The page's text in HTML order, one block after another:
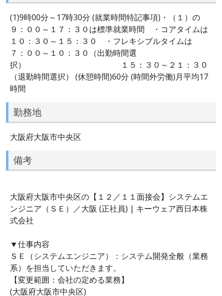
(1)9時00分～17時30分 (就業時間特記事項)・（１）の
９：００～１７：３０は標準就業時間 ・コアタイムは
１０：３０～１５：３０ ・フレキシブルタイムは
７：００～１０：３０（出勤時間選
択） １５：３０～２１：３０
（退勤時間選択） (休憩時間)60分 (時間外労働)月平均17
時間
勤務地
大阪府大阪市中央区
備考
大阪府大阪市中央区の【１２／１１面接会】システムエ
ンジニア（ＳＥ）／大阪 (正社員) | キーウェア西日本株
式会社
▼仕事内容
ＳＥ（システムエンジニア）：システム開発全般（業務
系）を担当していただきます。
【変更範囲：会社の定める業務】
(大阪府大阪市中央区)